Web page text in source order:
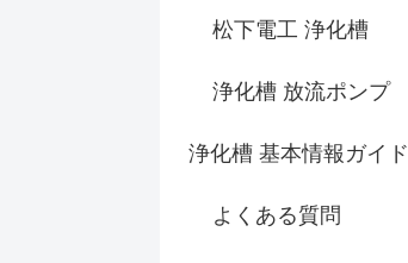
松下電工 浄化槽
浄化槽 放流ポンプ
浄化槽 基本情報ガイド
よくある質問